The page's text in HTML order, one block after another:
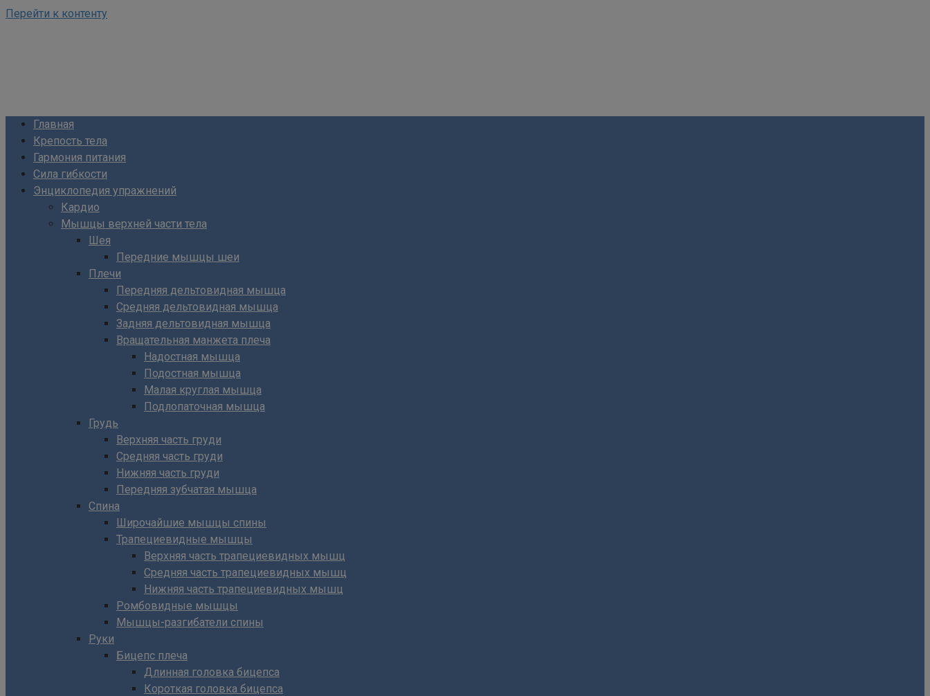
Перейти к контенту
Сайт о фитнесе и питании
Главная
Крепость тела
Гармония питания
Сила гибкости
Энциклопедия упражнений
Кардио
Мышцы верхней части тела
Шея
Передние мышцы шеи
Плечи
Передняя дельтовидная мышца
Средняя дельтовидная мышца
Задняя дельтовидная мышца
Вращательная манжета плеча
Надостная мышца
Подостная мышца
Малая круглая мышца
Подлопаточная мышца
Грудь
Верхняя часть груди
Средняя часть груди
Нижняя часть груди
Передняя зубчатая мышца
Спина
Широчайшие мышцы спины
Трапециевидные мышцы
Верхняя часть трапециевидных мышц
Средняя часть трапециевидных мышц
Нижняя часть трапециевидных мышц
Ромбовидные мышцы
Мышцы-разгибатели спины
Руки
Бицепс плеча
Длинная головка бицепса
Короткая головка бицепса